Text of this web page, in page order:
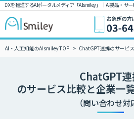
DXを推進するAIポータルメディア「AIsmiley」｜ AI製品・サ
AI・人工知能のAIsmiley TOP ChatGPT連携のサービ
ChatGPT
のサービス比較と企業一
（問い合わせ対